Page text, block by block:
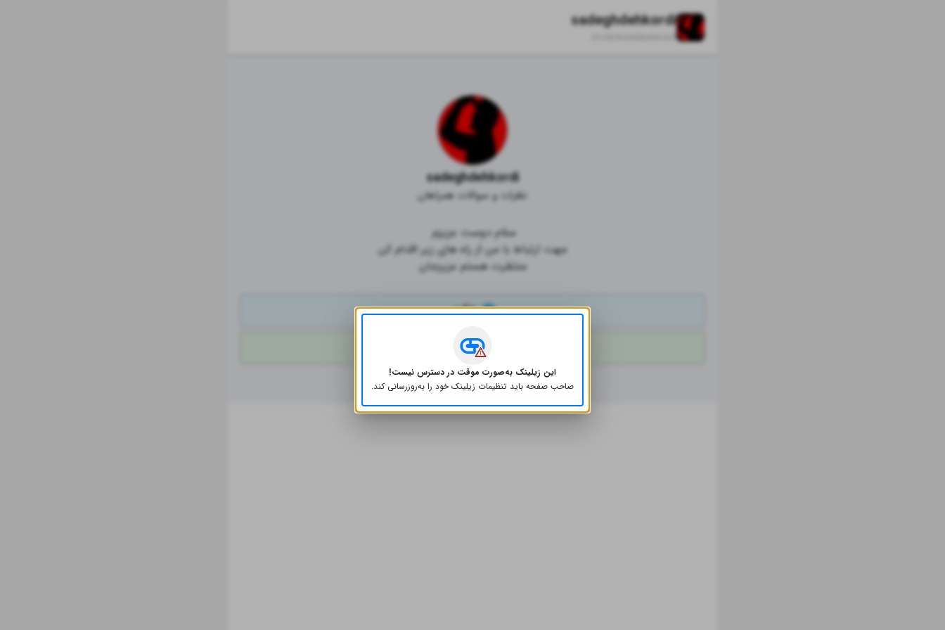
sadeghdehkordi
koodakedaroon
sadeghdehkordi
نظرات و سوالات همراهان
منتظرت هستم عزیزجان
تلگرام
واتساپ
این زیلینک به‌صورت موقت در دسترس نیست!
صاحب صفحه باید تنظیمات زیلینک خود را به‌روز‌رسانی کند.